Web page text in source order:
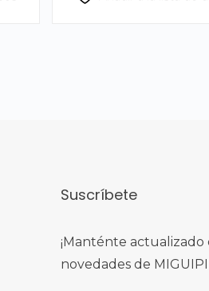
Suscríbete
¡Manténte actualizado
novedades de